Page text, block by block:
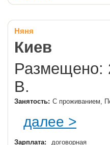
Няня
Киев
Размещено:
В.
Занятость: С проживанием,
далее >
Зарплата: договорная